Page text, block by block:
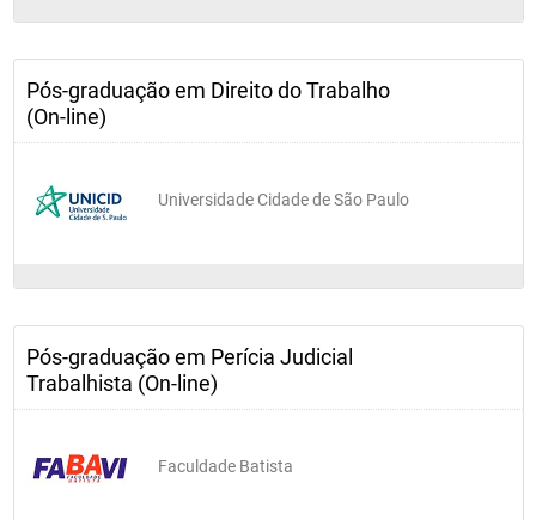
Pós-graduação em Direito do Trabalho
(On-line)
Universidade Cidade de São Paulo
Pós-graduação em Perícia Judicial
Trabalhista (On-line)
Faculdade Batista